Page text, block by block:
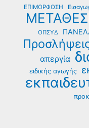
ΕΠΙΜΟΡΦΩΣΗ
ΟΠΣΥΔ
απεργία
ειδικής αγωγής